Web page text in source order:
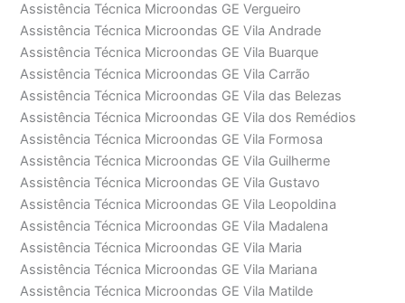
Assistência Técnica Microondas GE Vergueiro
Assistência Técnica Microondas GE Vila Andrade
Assistência Técnica Microondas GE Vila Buarque
Assistência Técnica Microondas GE Vila Carrão
Assistência Técnica Microondas GE Vila das Belezas
Assistência Técnica Microondas GE Vila dos Remédios
Assistência Técnica Microondas GE Vila Formosa
Assistência Técnica Microondas GE Vila Guilherme
Assistência Técnica Microondas GE Vila Gustavo
Assistência Técnica Microondas GE Vila Leopoldina
Assistência Técnica Microondas GE Vila Madalena
Assistência Técnica Microondas GE Vila Maria
Assistência Técnica Microondas GE Vila Mariana
Assistência Técnica Microondas GE Vila Matilde